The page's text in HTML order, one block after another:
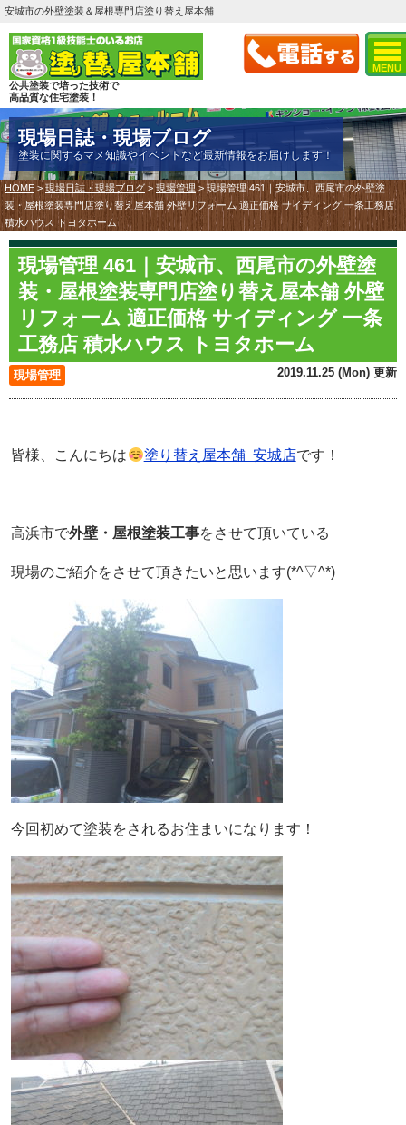
MENU
安城市の外壁塗装＆屋根専門店塗り替え屋本舗
公共塗装で培った技術で
高品質な住宅塗装！
現場日誌・現場ブログ
塗装に関するマメ知識やイベントなど最新情報をお届けします！
HOME >現場日誌・現場ブログ > 現場管理 > 現場管理 461｜安城市、西尾市の外壁塗
装・屋根塗装専門店塗り替え屋本舗 外壁リフォーム 適正価格 サイディング 一条工務店
積水ハウス トヨタホーム
現場管理 461｜安城市、西尾市の外壁塗
装・屋根塗装専門店塗り替え屋本舗 外壁
リフォーム 適正価格 サイディング 一条
工務店 積水ハウス トヨタホーム
現場管理 2019.11.25 (Mon) 更新
皆様、こんにちは 塗り替え屋本舗 安城店です！
高浜市で外壁・屋根塗装工事をさせて頂いている
現場のご紹介をさせて頂きたいと思います(*^▽^*)
今回初めて塗装をされるお住まいになります！